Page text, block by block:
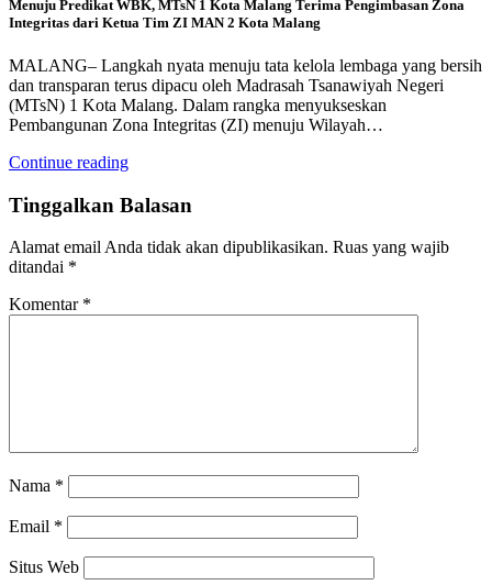
Menuju Predikat WBK, MTsN 1 Kota Malang Terima Pengimbasan Zona
Integritas dari Ketua Tim ZI MAN 2 Kota Malang
MALANG– Langkah nyata menuju tata kelola lembaga yang bersih
dan transparan terus dipacu oleh Madrasah Tsanawiyah Negeri
(MTsN) 1 Kota Malang. Dalam rangka menyukseskan
Pembangunan Zona Integritas (ZI) menuju Wilayah…
Continue reading
Tinggalkan Balasan
Alamat email Anda tidak akan dipublikasikan. Ruas yang wajib
ditandai *
Komentar *
Nama *
Email *
Situs Web